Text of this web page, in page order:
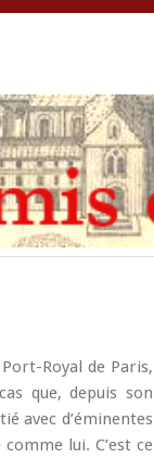
Royal de Paris,
que, depuis son
avec d’éminentes
lui. C’est ce